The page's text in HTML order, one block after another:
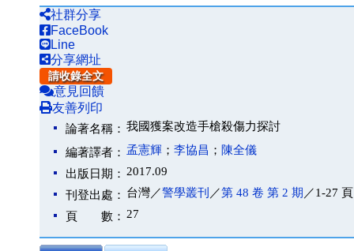
社群分享
FaceBook
Line
分享網址
請收錄全文
意見回饋
友善列印
論著名稱： 我國獲案改造手槍殺傷力探討
編著譯者： 孟憲輝 ； 李協昌 ； 陳全儀
出版日期： 2017.09
刊登出處： 台灣／警學叢刊 ／第 48 卷 第 2 期 ／1-27 頁
頁 數： 27